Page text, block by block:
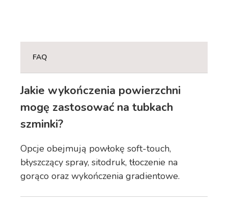
FAQ
Jakie wykończenia powierzchni
mogę zastosować na tubkach
szminki?
Opcje obejmują powłokę soft-touch,
błyszczący spray, sitodruk, tłoczenie na
gorąco oraz wykończenia gradientowe.